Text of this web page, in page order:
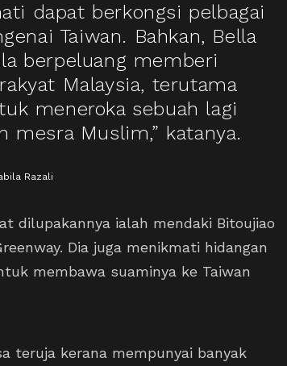
dapat berkongsi pelbagai
Taiwan. Bahkan, Bella
berpeluang memberi
Malaysia, terutama
meneroka sebuah lagi
mesra Muslim,” katanya.
Razali
dilupakannya ialah mendaki Bitoujiao
Dia juga menikmati hidangan
membawa suaminya ke Taiwan
teruja kerana mempunyai banyak